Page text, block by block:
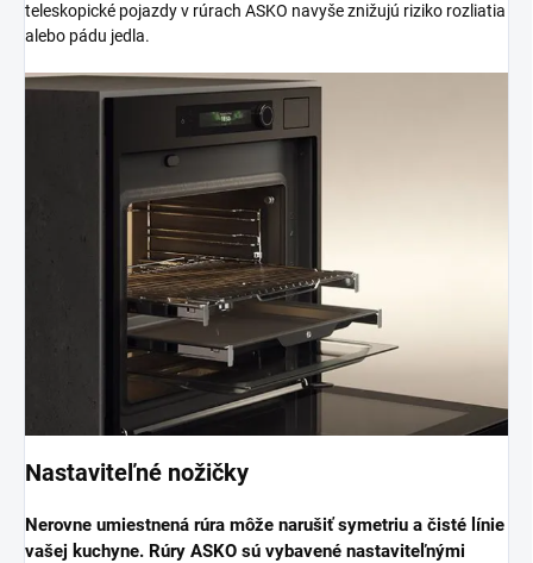
teleskopické pojazdy v rúrach ASKO navyše znižujú riziko rozliatia
alebo pádu jedla.
Nastaviteľné nožičky
Nerovne umiestnená rúra môže narušiť symetriu a čisté línie
vašej kuchyne. Rúry ASKO sú vybavené nastaviteľnými